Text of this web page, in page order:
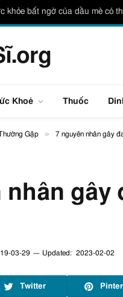
khỏe bất ngờ của dầu mè có
Khoẻ Thuốc
Gặp » 7 nguyên nhân gây
nhân gây
03-29 Updated: 2023-02-02
Twitter